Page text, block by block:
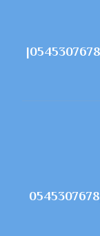
شركة مكافحة الحمام في العين |0545307678|